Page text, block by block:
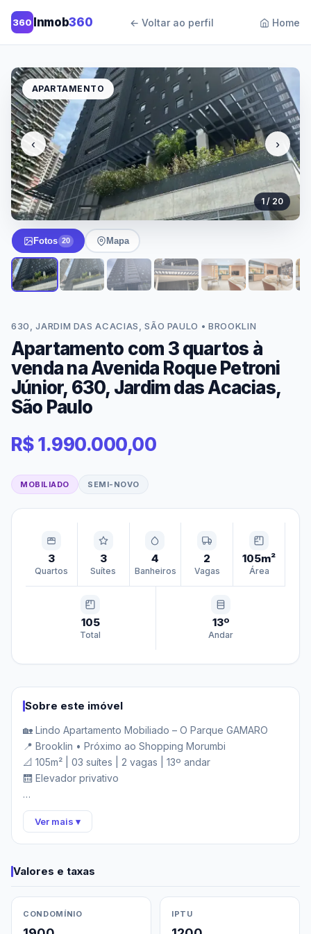
360 Inmob360 ← Voltar ao perfil Home
APARTAMENTO
‹ ›
1 / 20
Fotos 20 Mapa
630, JARDIM DAS ACACIAS, SÃO PAULO • BROOKLIN
Apartamento com 3 quartos à
venda na Avenida Roque Petroni
Júnior, 630, Jardim das Acacias,
São Paulo
R$ 1.990.000,00
MOBILIADO SEMI-NOVO
3
Quartos
3
Suítes
4
Banheiros
2
Vagas
105m²
Área
105
Total
13º
Andar
Sobre este imóvel
🏡 Lindo Apartamento Mobiliado – O Parque GAMARO
📍 Brooklin • Próximo ao Shopping Morumbi
📐 105m² | 03 suítes | 2 vagas | 13º andar
🛗 Elevador privativo
💰 R$ 1.990.000,00
⸻
✨ Destaques do Imóvel
Ver mais ▾
Valores e taxas
CONDOMÍNIO IPTU